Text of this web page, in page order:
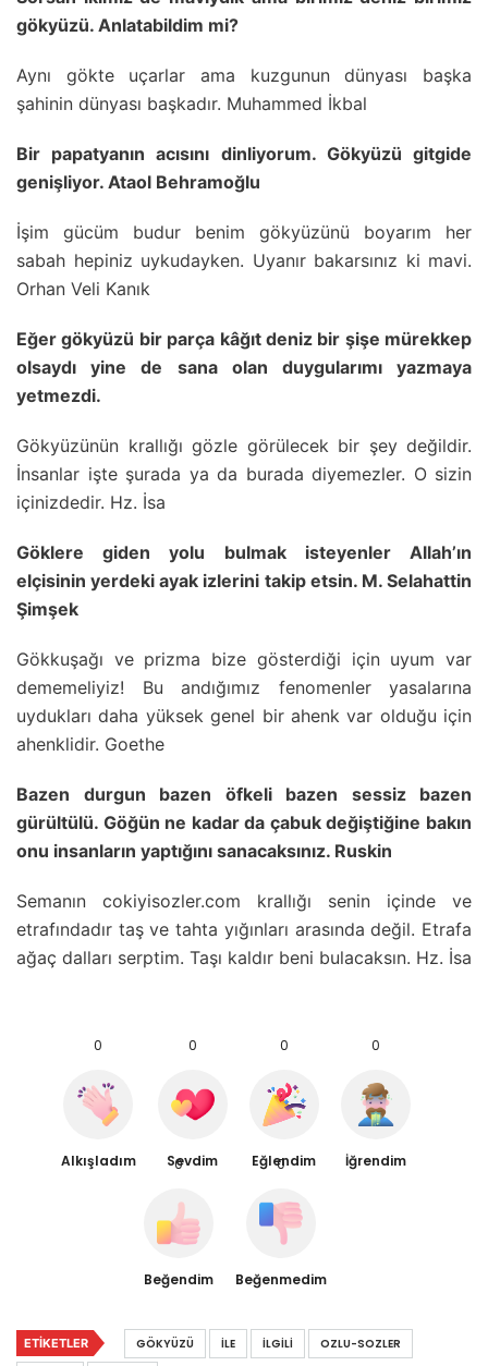
gökyüzü. Anlatabildim mi?
Aynı gökte uçarlar ama kuzgunun dünyası başka
şahinin dünyası başkadır. Muhammed İkbal
Bir papatyanın acısını dinliyorum. Gökyüzü gitgide
genişliyor. Ataol Behramoğlu
İşim gücüm budur benim gökyüzünü boyarım her
sabah hepiniz uykudayken. Uyanır bakarsınız ki mavi.
Orhan Veli Kanık
Eğer gökyüzü bir parça kâğıt deniz bir şişe mürekkep
olsaydı yine de sana olan duygularımı yazmaya
yetmezdi.
Gökyüzünün krallığı gözle görülecek bir şey değildir.
İnsanlar işte şurada ya da burada diyemezler. O sizin
içinizdedir. Hz. İsa
Göklere giden yolu bulmak isteyenler Allah’ın
elçisinin yerdeki ayak izlerini takip etsin. M. Selahattin
Şimşek
Gökkuşağı ve prizma bize gösterdiği için uyum var
dememeliyiz! Bu andığımız fenomenler yasalarına
uydukları daha yüksek genel bir ahenk var olduğu için
ahenklidir. Goethe
Bazen durgun bazen öfkeli bazen sessiz bazen
gürültülü. Göğün ne kadar da çabuk değiştiğine bakın
onu insanların yaptığını sanacaksınız. Ruskin
Semanın cokiyisozler.com krallığı senin içinde ve
etrafındadır taş ve tahta yığınları arasında değil. Etrafa
ağaç dalları serptim. Taşı kaldır beni bulacaksın. Hz. İsa
0
Alkışladım
0
Sevdim
0
Eğlendim
0
İğrendim
0
Beğendim
0
Beğenmedim
ETIKETLER GÖKYÜZÜ İLE İLGILI
OZLU-SOZLER